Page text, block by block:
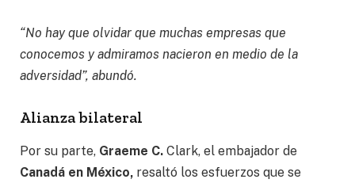
“No hay que olvidar que muchas empresas que
conocemos y admiramos nacieron en medio de la
adversidad”, abundó.
Alianza bilateral
Por su parte, Graeme C. Clark, el embajador de
Canadá en México, resaltó los esfuerzos que se